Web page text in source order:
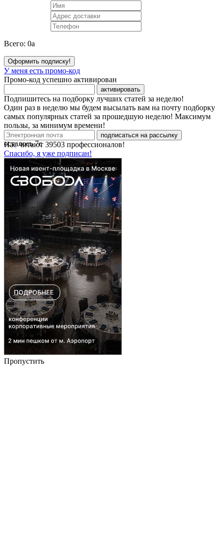
Всего: 0a
Оформить подписку!
У меня есть промо-код
Промо-код успешно активирован
активировать
Подпишитесь на подборку лучших статей за неделю!
Один раз в неделю мы будем высылать вам на почту подборку
самых популярных статей за прошедшую неделю! Максимум
пользы, за минимум времени!
подписаться на рассылку
Нас читают 39503 профессионалов!
Спасибо, я уже подписан!
осталось7с
Пропустить